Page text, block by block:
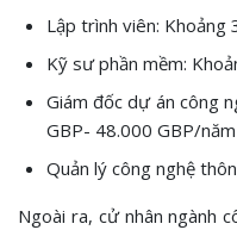
Lập trình viên: Khoảng
Kỹ sư phần mềm:
Giám đốc dự án công
GBP- 48.000 GBP/năm
Quản lý công nghệ
Ngoài ra, cử nhân ngành